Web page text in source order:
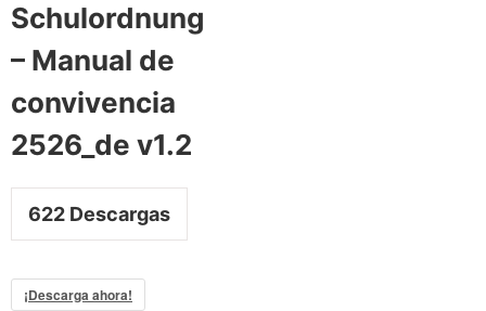
Schulordnung
– Manual de
convivencia
2526_de v1.2
622 Descargas
¡Descarga ahora!